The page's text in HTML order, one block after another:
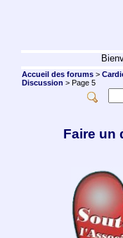
Accueil des forums>
Discussion > Page 5
Faire un